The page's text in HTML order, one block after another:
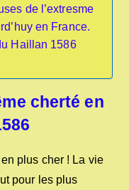
de l’extresme
en France.
Haillan 1586
cherté en
plus cher ! La vie
pour les plus